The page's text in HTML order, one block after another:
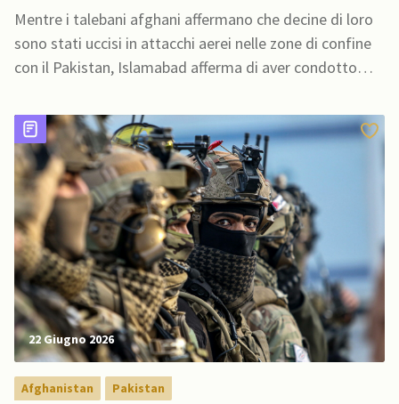
confine, Kabul parla di decine di morti
e feriti
Mentre i talebani afghani affermano che decine di loro
sono stati uccisi in attacchi aerei nelle zone di confine
con il Pakistan, Islamabad afferma di aver condotto
militanti
22 Giugno 2026
Afghanistan Pakistan